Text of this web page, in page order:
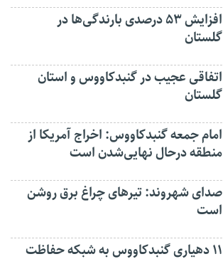
افزایش ۵۳ درصدی بارندگی‌ها در
گلستان
اتفاقی عجیب در‌ گنبدکاووس و استان
گلستان
امام جمعه گنبدکاووس: اخراج آمریکا از
منطقه درحال نهایی‌شدن است
صدای شهروند: تیرهای چراغ برق روشن
است
۱۱ دهیاری گنبدکاووس به شبکه حفاظت